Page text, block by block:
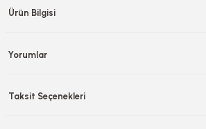
Ürün Bilgisi
Yorumlar
Taksit Seçenekleri